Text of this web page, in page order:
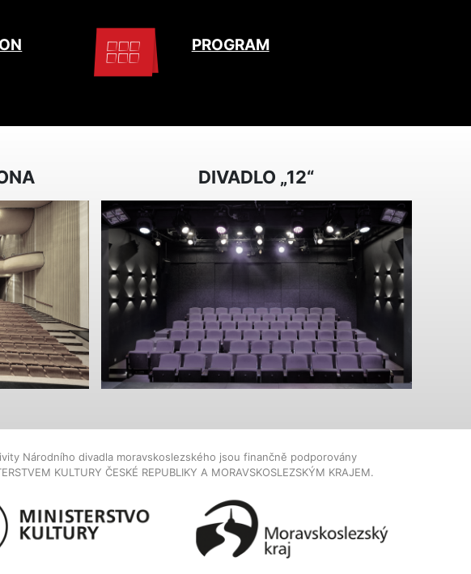
PROGRAM
DIVADLO „12“
Národního divadla moravskoslezského jsou finančně podporovány
KULTURY ČESKÉ REPUBLIKY A MORAVSKOSLEZSKÝM KRAJEM.